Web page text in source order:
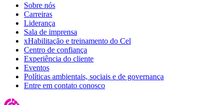
Sobre nós
Carreiras
Liderança
Sala de imprensa
xHabilitação e treinamento do Cel
Centro de confiança
Experiência do cliente
Eventos
Políticas ambientais, sociais e de governança
Entre em contato conosco